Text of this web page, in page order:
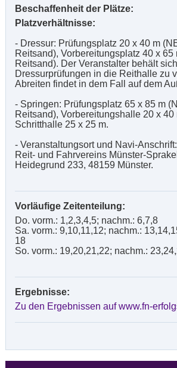
Beschaffenheit der Plätze:
Platzverhältnisse:
- Dressur: Prüfungsplatz 20 x 40 m
Reitsand), Vorbereitungsplatz 40 x 65
Reitsand). Der Veranstalter behält
Dressurprüfungen in die Reithalle zu
Abreiten findet in dem Fall auf dem
- Springen: Prüfungsplatz 65 x 85 m
Reitsand), Vorbereitungshalle 20 x 40
Schritthalle 25 x 25 m.
- Veranstaltungsort und Navi-
Reit- und Fahrvereins Münster-
Heidegrund 233, 48159 Münster.
Vorläufige Zeitenteilung:
Do. vorm.: 1,2,3,4,5; nachm.: 6,7,8
Sa. vorm.: 9,10,11,12; nachm.:
18
So. vorm.: 19,20,21,22; nachm.:
Ergebnisse:
Zu den Ergebnissen auf www.fn-